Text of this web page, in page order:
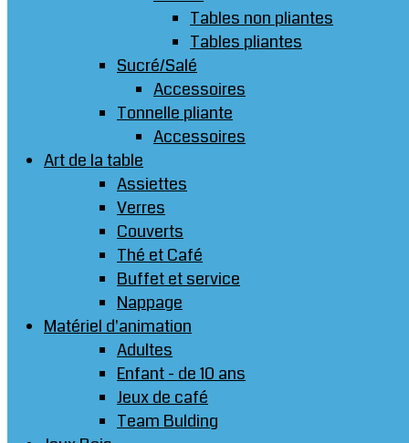
Tables non pliantes
Tables pliantes
Sucré/Salé
Accessoires
Tonnelle pliante
Accessoires
Art de la table
Assiettes
Verres
Couverts
Thé et Café
Buffet et service
Nappage
Matériel d'animation
Adultes
Enfant - de 10 ans
Jeux de café
Team Bulding